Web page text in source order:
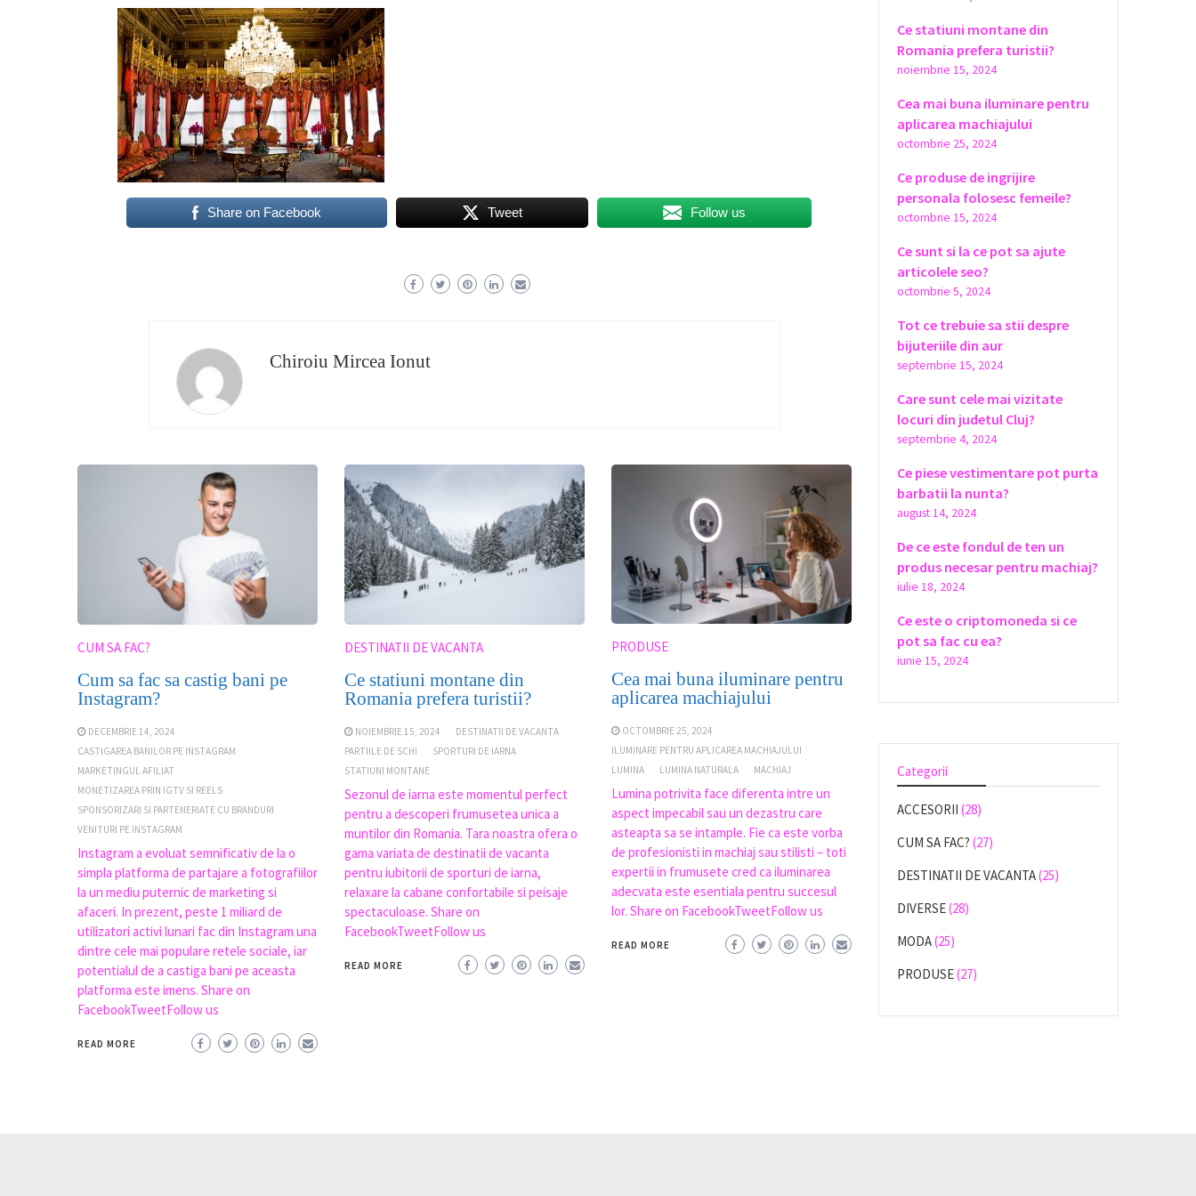
Share on Facebook Tweet Follow us
Chiroiu Mircea Ionut
CUM SA FAC?
Cum sa fac sa castig bani pe
Instagram?
DECEMBRIE 14, 2024
CASTIGAREA BANILOR PE INSTAGRAM
MARKETINGUL AFILIAT
MONETIZAREA PRIN IGTV SI REELS
SPONSORIZARI SI PARTENERIATE CU BRANDURI
VENITURI PE INSTAGRAM
Instagram a evoluat semnificativ de la o
simpla platforma de partajare a fotografiilor
la un mediu puternic de marketing si
afaceri. In prezent, peste 1 miliard de
utilizatori activi lunari fac din Instagram una
dintre cele mai populare retele sociale, iar
potentialul de a castiga bani pe aceasta
platforma este imens. Share on
FacebookTweetFollow us
READ MORE
DESTINATII DE VACANTA
Ce statiuni montane din
Romania prefera turistii?
NOIEMBRIE 15, 2024
DESTINATII DE VACANTA
PARTIILE DE SCHI
SPORTURI DE IARNA
STATIUNI MONTANE
Sezonul de iarna este momentul perfect
pentru a descoperi frumusetea unica a
muntilor din Romania. Tara noastra ofera o
gama variata de destinatii de vacanta
pentru iubitorii de sporturi de iarna,
relaxare la cabane confortabile si peisaje
spectaculoase. Share on
FacebookTweetFollow us
READ MORE
PRODUSE
Cea mai buna iluminare pentru
aplicarea machiajului
OCTOMBRIE 25, 2024
ILUMINARE PENTRU APLICAREA MACHIAJULUI
LUMINA
LUMINA NATURALA MACHIAJ
Lumina potrivita face diferenta intre un
aspect impecabil sau un dezastru care
asteapta sa se intample. Fie ca este vorba
de profesionisti in machiaj sau stilisti – toti
expertii in frumusete cred ca iluminarea
adecvata este esentiala pentru succesul
lor. Share on FacebookTweetFollow us
READ MORE
Ce statiuni montane din
Romania prefera turistii?
noiembrie 15, 2024
Cea mai buna iluminare pentru
aplicarea machiajului
octombrie 25, 2024
Ce produse de ingrijire
personala folosesc femeile?
octombrie 15, 2024
Ce sunt si la ce pot sa ajute
articolele seo?
octombrie 5, 2024
Tot ce trebuie sa stii despre
bijuteriile din aur
septembrie 15, 2024
Care sunt cele mai vizitate
locuri din judetul Cluj?
septembrie 4, 2024
Ce piese vestimentare pot purta
barbatii la nunta?
august 14, 2024
De ce este fondul de ten un
produs necesar pentru machiaj?
iulie 18, 2024
Ce este o criptomoneda si ce
pot sa fac cu ea?
iunie 15, 2024
Categorii
ACCESORII (28)
CUM SA FAC? (27)
DESTINATII DE VACANTA(25)
DIVERSE(28)
MODA(25)
PRODUSE(27)